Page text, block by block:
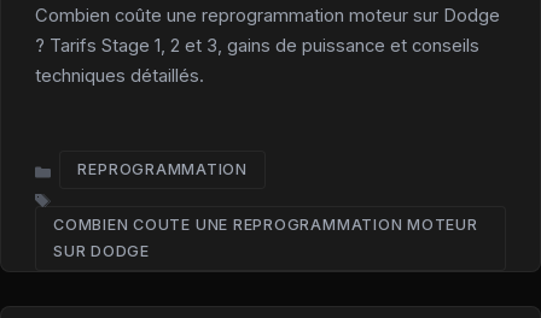
Combien coûte une reprogrammation moteur sur Dodge
? Tarifs Stage 1, 2 et 3, gains de puissance et conseils
techniques détaillés.
CATÉGORIES
REPROGRAMMATION
COMBIEN COUTE UNE REPROGRAMMATION MOTEUR
SUR DODGE​